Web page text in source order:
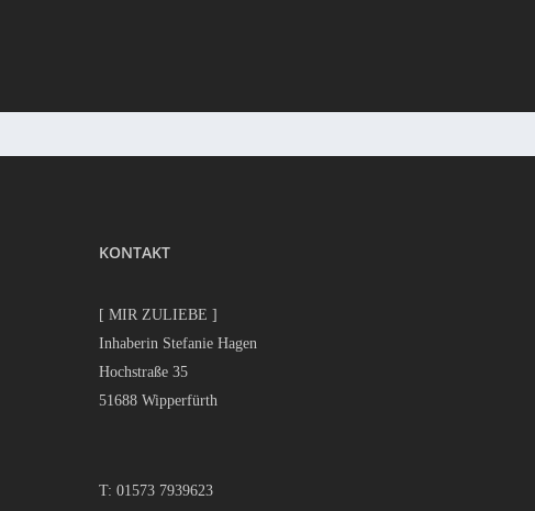
KONTAKT
[ MIR ZULIEBE ]
Inhaberin Stefanie Hagen
Hochstraße 35
51688 Wipperfürth
T: 01573 7939623